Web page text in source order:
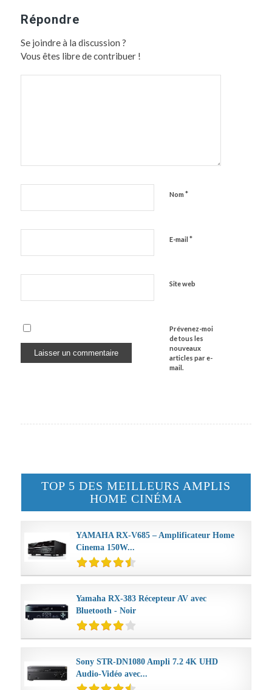
Répondre
Se joindre à la discussion ?
Vous êtes libre de contribuer !
Nom *
E-mail *
Site web
Prévenez-moi
de tous les
nouveaux
articles par e-
mail.
TOP 5 DES MEILLEURS AMPLIS
HOME CINÉMA
YAMAHA RX-V685 – Amplificateur Home
Cinema 150W...
Yamaha RX-383 Récepteur AV avec
Bluetooth - Noir
Sony STR-DN1080 Ampli 7.2 4K UHD
Audio-Vidéo avec...